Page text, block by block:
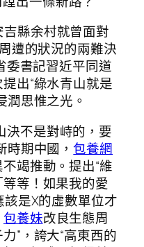
縣余村就曾面對
遭的狀況的兩難決
委書記習近平同道
出“綠水青山就是
潤思惟之光。
決不是對峙的，要
時期中國，包養網
竭推動。提出“維
等！如果我的愛
是X的虛數單位才
包養妹改良生態周
”，誇大“高東西的